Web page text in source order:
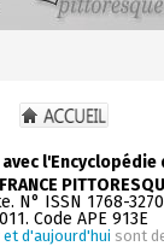
avec
ISSN 1768-
Code APE 913E
et d'aujourd'hui sont